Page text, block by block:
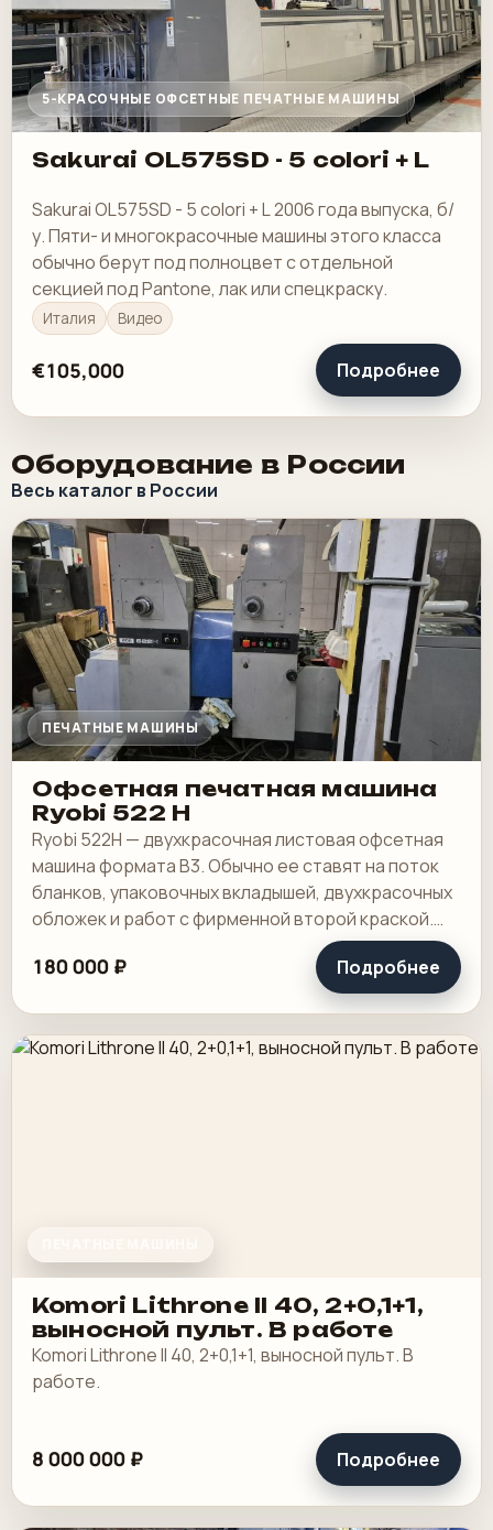
5-КРАСОЧНЫЕ ОФСЕТНЫЕ ПЕЧАТНЫЕ МАШИНЫ
Sakurai OL575SD - 5 colori + L
Sakurai OL575SD - 5 colori + L 2006 года выпуска, б/
у. Пяти- и многокрасочные машины этого класса
обычно берут под полноцвет с отдельной
секцией под Pantone, лак или спецкраску.
Италия Видео
€105,000 Подробнее
Оборудование в России
Весь каталог в России
ПЕЧАТНЫЕ МАШИНЫ
Офсетная печатная машина
Ryobi 522 Н
Ryobi 522Н — двухкрасочная листовая офсетная
машина формата B3. Обычно ее ставят на поток
бланков, упаковочных вкладышей, двухкрасочных
обложек и работ с фирменной второй краской.
Для такого класса техники важны живая.
180 000 ₽ Подробнее
Komori Lithrone II 40, 2+0,1+1,
выносной пульт. В работе
Komori Lithrone II 40, 2+0,1+1, выносной пульт. В
работе.
8 000 000 ₽ Подробнее